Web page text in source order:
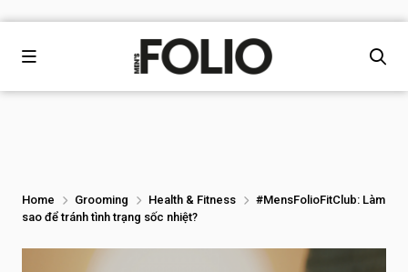
Home Grooming Health & Fitness
#MensFolioFitClub: Làm
sao để tránh tình trạng sốc nhiệt?